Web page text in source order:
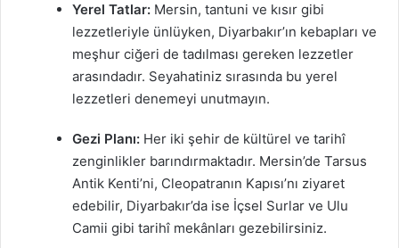
Yerel Tatlar: Mersin, tantuni ve kısır gibi
lezzetleriyle ünlüyken, Diyarbakır’ın kebapları ve
meşhur ciğeri de tadılması gereken lezzetler
arasındadır. Seyahatiniz sırasında bu yerel
lezzetleri denemeyi unutmayın.
Gezi Planı: Her iki şehir de kültürel ve tarihî
zenginlikler barındırmaktadır. Mersin’de Tarsus
Antik Kenti’ni, Cleopatranın Kapısı’nı ziyaret
edebilir, Diyarbakır’da ise İçsel Surlar ve Ulu
Camii gibi tarihî mekânları gezebilirsiniz.